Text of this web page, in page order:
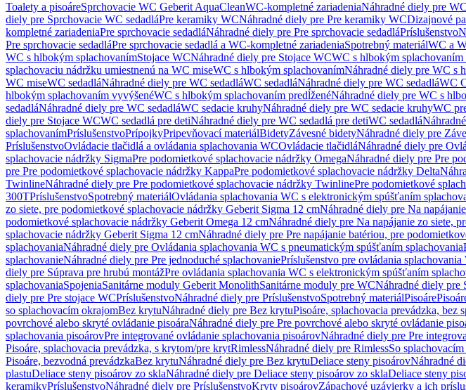
Toalety a pisoáreSprchovacie WC Geberit AquaCleanWC-kompletné zariadeniaNáhradné diely pre
diely pre Sprchovacie WC sedadláPre keramiky WCNáhradné diely pre Pre keramiky WCDizajnové
kompletné zariadeniaPre sprchovacie sedadláNáhradné diely pre Pre sprchovacie sedadláPríslušenstvo
Pre sprchovacie sedadláPre sprchovacie sedadlá a WC-kompletné zariadeniaSpotrebný materiálWC a
WC s hlbokým splachovanímStojace WCNáhradné diely pre Stojace WCWC s hlbokým splachovaním
splachovaciu nádržku umiestnenú na WC miseWC s hlbokým splachovanímNáhradné diely pre WC s
WC miseWC sedadláNáhradné diely pre WC sedadláWC sedadláNáhradné diely pre WC sedadláWC
hlbokým splachovaním vyvýšenéWC s hlbokým splachovaním predĺženéNáhradné diely pre WC s
sedadláNáhradné diely pre WC sedadláWC sedacie kruhyNáhradné diely pre WC sedacie kruhyWC
diely pre Stojace WCWC sedadlá pre detiNáhradné diely pre WC sedadlá pre detiWC sedadlá
splachovanímPríslušenstvoPrípojkyPripevňovací materiálBidetyZávesné bidetyNáhradné diely pre
PríslušenstvoOvládacie tlačidlá a ovládania splachovania WCOvládacie tlačidláNáhradné diely pre
splachovacie nádržky SigmaPre podomietkové splachovacie nádržky OmegaNáhradné diely pre Pre
pre Pre podomietkové splachovacie nádržky KappaPre podomietkové splachovacie nádržky Delta
TwinlineNáhradné diely pre Pre podomietkové splachovacie nádržky TwinlinePre podomietkové
300TPríslušenstvoSpotrebný materiálOvládania splachovania WC s elektronickým spúšťaním
zo siete, pre podomietkové splachovacie nádržky Geberit Sigma 12 cmNáhradné diely pre Na
podomietkové splachovacie nádržky Geberit Omega 12 cmNáhradné diely pre Na napájanie zo siete,
splachovacie nádržky Geberit Sigma 12 cmNáhradné diely pre Pre napájanie batériou, pre
splachovaniaNáhradné diely pre Ovládania splachovania WC s pneumatickým spúšťaním splachovania
splachovanieNáhradné diely pre Pre jednoduché splachovaniePríslušenstvo pre ovládania splachovania
diely pre Súprava pre hrubú montážPre ovládania splachovania WC s elektronickým spúšťaním
splachovaniaSpojeniaSanitárne moduly Geberit MonolithSanitárne moduly pre WCNáhradné diely pre
diely pre Pre stojace WCPríslušenstvoNáhradné diely pre PríslušenstvoSpotrebný materiálPisoáre
so splachovacím okrajomBez krytuNáhradné diely pre Bez krytuPisoáre, splachovacia prevádzka, bez
povrchové alebo skryté ovládanie pisoáraNáhradné diely pre Pre povrchové alebo skryté ovládanie
splachovania pisoárovPre integrované ovládanie splachovania pisoárovNáhradné diely pre Pre
Pisoáre, splachovacia prevádzka, s krytom/pre krytRimlessNáhradné diely pre RimlessSo
Pisoáre, bezvodná prevádzkaBez krytuNáhradné diely pre Bez krytuDeliace steny pisoárovNáhradné
plastuDeliace steny pisoárov zo sklaNáhradné diely pre Deliace steny pisoárov zo sklaDeliace steny
keramikyPríslušenstvoNáhradné diely pre PríslušenstvoKryty pisoárovZápachové uzávierky a ich